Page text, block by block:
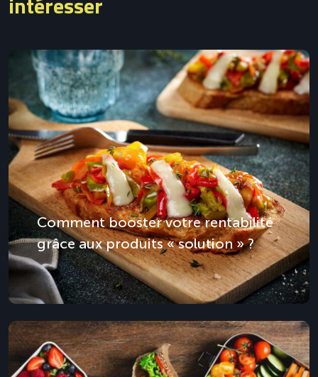
intéresser
Comment booster votre rentabilité
grâce aux produits « solution » ?